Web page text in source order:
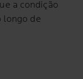
a condição
longo de